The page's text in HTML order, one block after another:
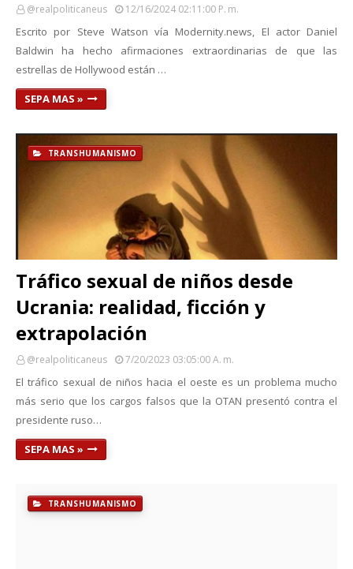
@realpoliticaneus 12/16/2024 02:11:00 P. M.
Escrito por Steve Watson vía Modernity.news, El actor Daniel
Baldwin ha hecho afirmaciones extraordinarias de que las
estrellas de Hollywood están …
SEPA MAS »
TRANSHUMANISMO
Tráfico sexual de niños desde
Ucrania: realidad, ficción y
extrapolación
@realpoliticaneus 7/20/2023 03:05:00 A. M.
El tráfico sexual de niños hacia el oeste es un problema mucho
más serio que los cargos falsos que la OTAN presentó contra el
presidente ruso…
SEPA MAS »
TRANSHUMANISMO